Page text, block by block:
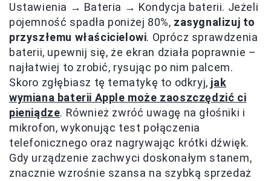
Ustawienia → Bateria → Kondycja baterii. Jeżeli
pojemność spadła poniżej 80%, zasygnalizuj to
przyszłemu właścicielowi. Oprócz sprawdzenia
baterii, upewnij się, że ekran działa poprawnie –
najłatwiej to zrobić, rysując po nim palcem.
Skoro zgłębiasz tę tematykę to odkryj, jak
wymiana baterii Apple może zaoszczędzić ci
pieniądze. Również zwróć uwagę na głośniki i
mikrofon, wykonując test połączenia
telefonicznego oraz nagrywając krótki dźwięk.
Gdy urządzenie zachwyci doskonałym stanem,
znacznie wzrośnie szansa na szybką sprzedaż